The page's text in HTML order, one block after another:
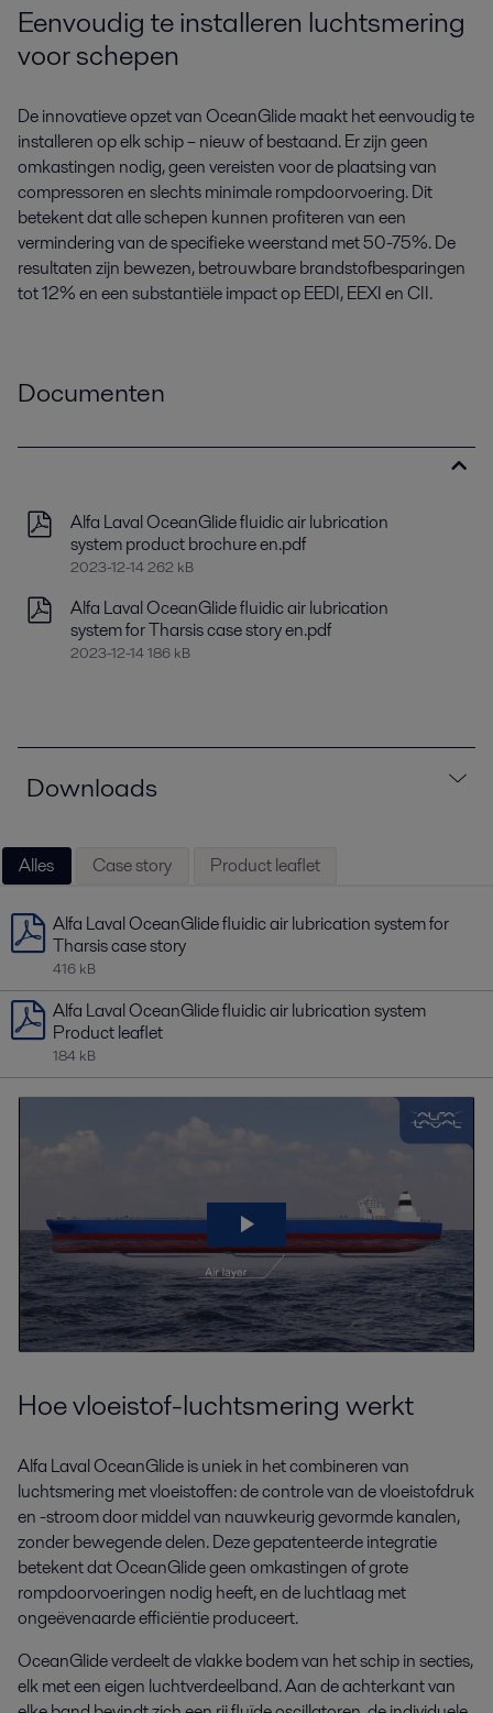
Eenvoudig te installeren luchtsmering
voor schepen
De innovatieve opzet van OceanGlide maakt het eenvoudig te
installeren op elk schip – nieuw of bestaand. Er zijn geen
omkastingen nodig, geen vereisten voor de plaatsing van
compressoren en slechts minimale rompdoorvoering. Dit
betekent dat alle schepen kunnen profiteren van een
vermindering van de specifieke weerstand met 50-75%. De
resultaten zijn bewezen, betrouwbare brandstofbesparingen
tot 12% en een substantiële impact op EEDI, EEXI en CII.
Documenten
Alfa Laval OceanGlide fluidic air lubrication
system product brochure en.pdf
2023-12-14 262 kB
Alfa Laval OceanGlide fluidic air lubrication
system for Tharsis case story en.pdf
2023-12-14 186 kB
Downloads
Alles Case story Product leaflet
Alfa Laval OceanGlide fluidic air lubrication system for
Tharsis case story
416 kB
Alfa Laval OceanGlide fluidic air lubrication system
Product leaflet
184 kB
Hoe vloeistof-luchtsmering werkt
Alfa Laval OceanGlide is uniek in het combineren van
luchtsmering met vloeistoffen: de controle van de vloeistofdruk
en -stroom door middel van nauwkeurig gevormde kanalen,
zonder bewegende delen. Deze gepatenteerde integratie
betekent dat OceanGlide geen omkastingen of grote
rompdoorvoeringen nodig heeft, en de luchtlaag met
ongeëvenaarde efficiëntie produceert.
OceanGlide verdeelt de vlakke bodem van het schip in secties,
elk met een eigen luchtverdeelband. Aan de achterkant van